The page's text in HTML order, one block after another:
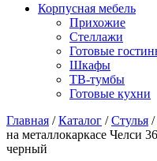
Корпусная мебель
Прихожие
Стеллажи
Готовые
Шкафы
ТВ-тумбы
Готовые кухни
Главная /Каталог /Стулья /
на металлокаркасе Челси
черный